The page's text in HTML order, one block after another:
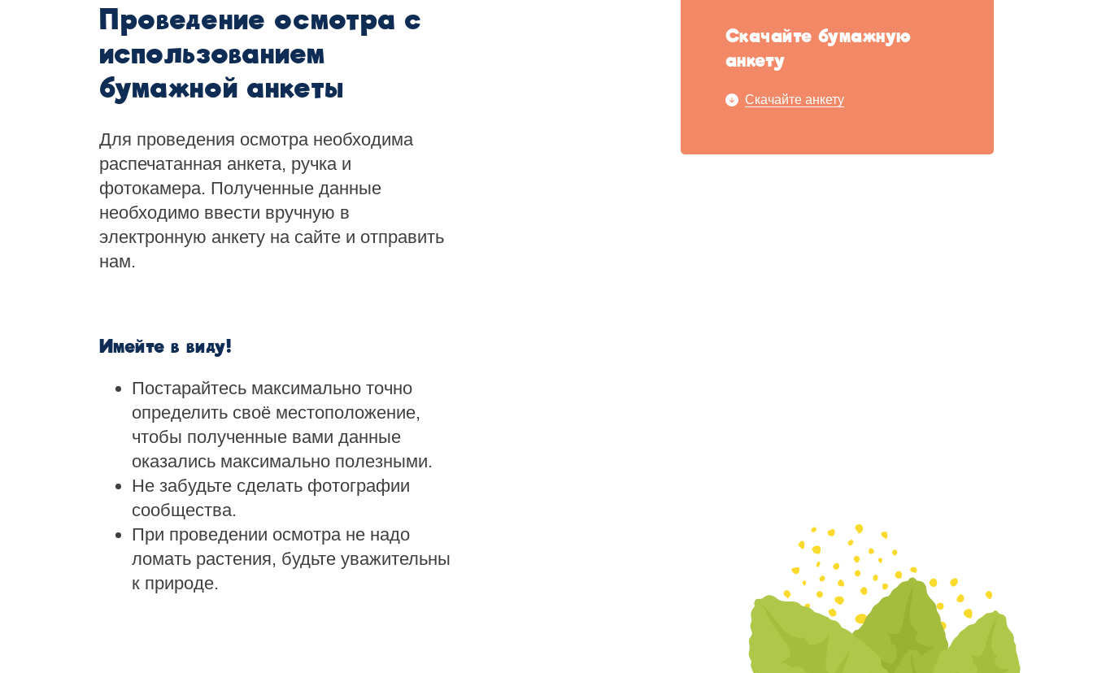
Проведение осмотра с
использованием
бумажной анкеты
Для проведения осмотра необходима
распечатанная анкета, ручка и
фотокамера. Полученные данные
необходимо ввести вручную в
электронную анкету на сайте и отправить
нам.
Имейте в виду!
Постарайтесь максимально точно
определить своё местоположение,
чтобы полученные вами данные
оказались максимально полезными.
Не забудьте сделать фотографии
сообщества.
При проведении осмотра не надо
ломать растения, будьте уважительны
к природе.
Скачайте бумажную
анкету
Скачайте анкету